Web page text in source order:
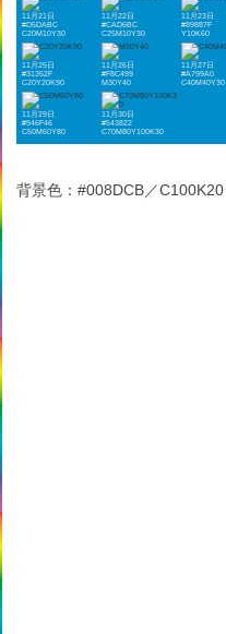
11月21日
#D5DABC
C20M10Y30
11月22日
#CAD6BC
C25M10Y30
11月23日
#89887F
Y10K60
11月25日
#31352F
C20Y20K90
11月26日
#F8C499
M30Y40
11月27日
#A799A0
C40M40Y30
11月29日
#946F46
C50M60Y80
11月30日
#543822
C70M80Y100K30
背景色：#008DCB／C100K20